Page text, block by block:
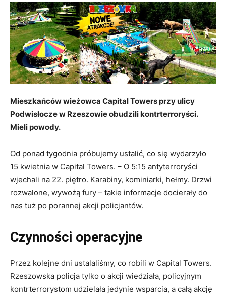
Mieszkańców wieżowca Capital Towers przy ulicy
Podwisłocze w Rzeszowie obudzili kontrterroryści.
Mieli powody.
Od ponad tygodnia próbujemy ustalić, co się wydarzyło
15 kwietnia w Capital Towers. – O 5:15 antyterroryści
wjechali na 22. piętro. Karabiny, kominiarki, hełmy. Drzwi
rozwalone, wywożą fury – takie informacje docierały do
nas tuż po porannej akcji policjantów.
Czynności operacyjne
Przez kolejne dni ustalaliśmy, co robili w Capital Towers.
Rzeszowska policja tylko o akcji wiedziała, policyjnym
kontrterrorystom udzielała jedynie wsparcia, a całą akcję